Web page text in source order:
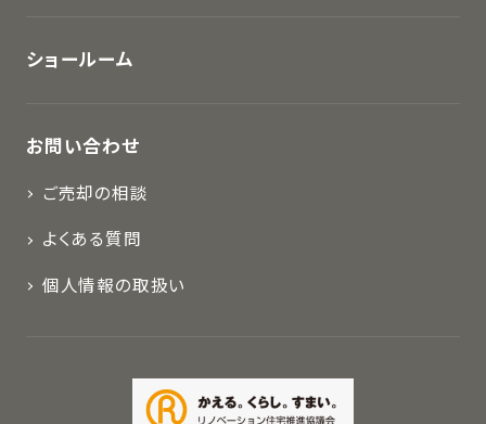
ショールーム
お問い合わせ
ご売却の相談
よくある質問
個人情報の取扱い